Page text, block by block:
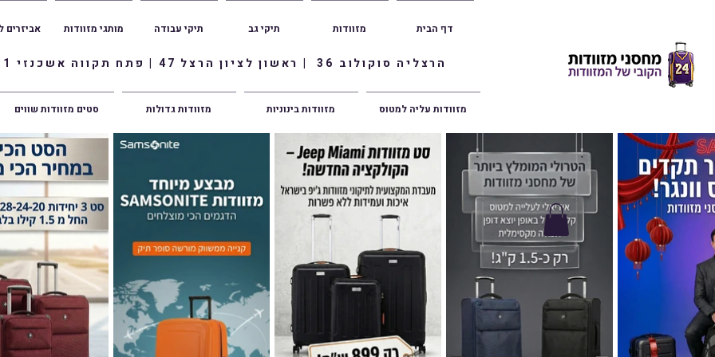
הרצליה סוקולוב 36 | ראשון לציון הרצל 47 | פתח תקווה אשכנזי 1
אביזרים מותגי מזוודות תיקי עבודה תיקי גב מזוודות דף הבית
סטים מזוודות שווים מזוודות גדולות מזוודות בינוניות מזוודות עליה למטוס